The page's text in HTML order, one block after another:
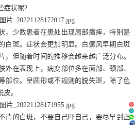
症状呢?
少数患者在患处出现局部瘙痒，特别是
白斑。症状会更加明显。白癜风早期白斑
，但随着时间的推移会越来越广泛分布。
外在表现上，病变部位多在面部、颈部、
部位。呈圆形或不规则的脱失斑，除了色
。
的白斑，不要自己吓自己，要尽早到正